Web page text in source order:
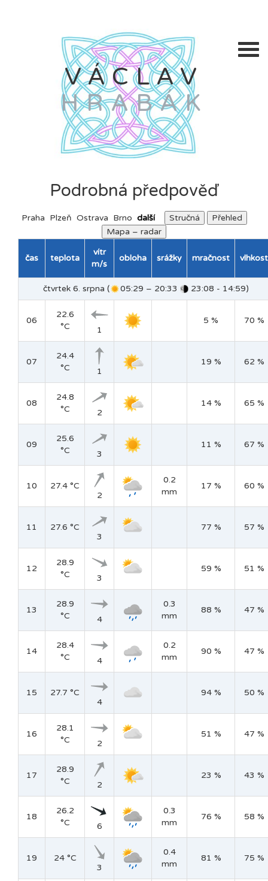
VÁCLAV
HRABÁK
Podrobná předpověď
Praha Plzeň Ostrava Brno další Stručná
Přehled
Mapa – radar
čas teplota
vítr
m/s
obloha srážky mračnost vlhkost
čtvrtek 6. srpna ( 05:29 – 20:33 23:08 - 14:59)
06
22.6
°C
1
5 % 70 %
07
24.4
°C
1
19 % 62 %
08
24.8
°C
2
14 % 65 %
09
25.6
°C
3
11 % 67 %
10
27.4 °C
2
0.2
mm
17 % 60 %
11
27.6 °C
3
77 % 57 %
12
28.9
°C
3
59 % 51 %
13
28.9
°C
4
0.3
mm
88 % 47 %
14
28.4
°C
4
0.2
mm
90 % 47 %
15
27.7 °C
4
94 % 50 %
16
28.1
°C
2
51 % 47 %
17
28.9
°C
2
23 % 43 %
18
26.2
°C
6
0.3
mm
76 % 58 %
19
24 °C
3
0.4
mm
81 % 75 %